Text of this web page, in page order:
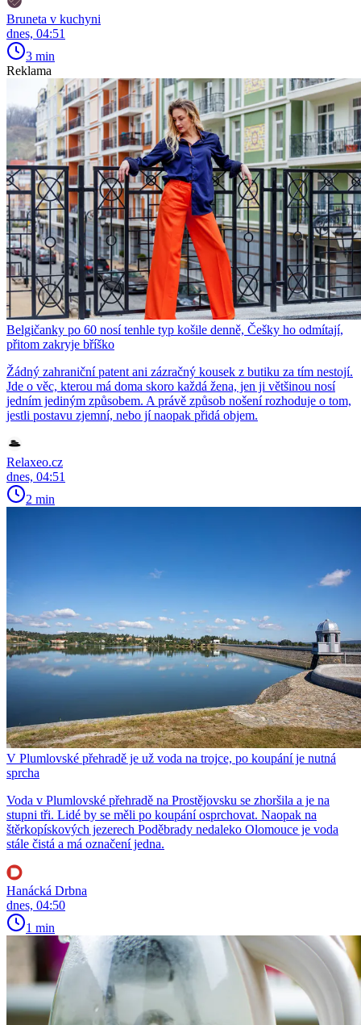
Bruneta v kuchyni
dnes, 04:51
3 min
Reklama
Belgičanky po 60 nosí tenhle typ košile denně, Češky ho odmítají,
přitom zakryje bříško
Žádný zahraniční patent ani zázračný kousek z butiku za tím nestojí.
Jde o věc, kterou má doma skoro každá žena, jen ji většinou nosí
jedním jediným způsobem. A právě způsob nošení rozhoduje o tom,
jestli postavu zjemní, nebo jí naopak přidá objem.
Relaxeo.cz
dnes, 04:51
2 min
V Plumlovské přehradě je už voda na trojce, po koupání je nutná
sprcha
Voda v Plumlovské přehradě na Prostějovsku se zhoršila a je na
stupni tři. Lidé by se měli po koupání osprchovat. Naopak na
štěrkopískových jezerech Poděbrady nedaleko Olomouce je voda
stále čistá a má označení jedna.
Hanácká Drbna
dnes, 04:50
1 min